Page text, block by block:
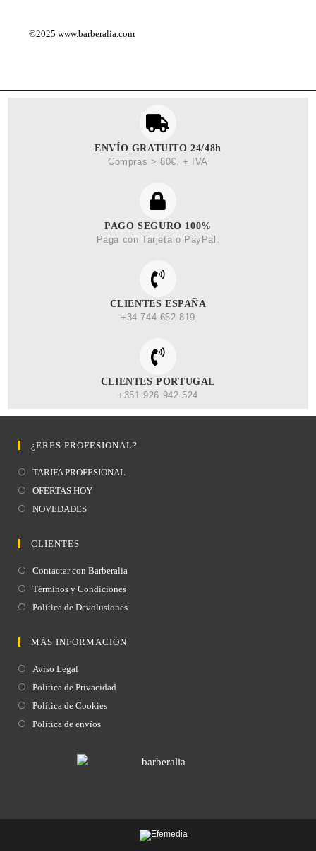
©2025www.barberalia.com
ENVÍO GRATUITO 24/48h
Compras > 80€. + IVA
PAGO SEGURO 100%
Paga con Tarjeta o PayPal.
CLIENTES ESPAÑA
+34 744 652 819
CLIENTES PORTUGAL
+351 926 942 524
MÁS INFORMACIÓN
Aviso Legal
Política de Privacidad
Política de Cookies
Política de envíos
CLIENTES
Contactar con Barberalia
Términos y Condiciones
Política de Devolusiones
¿ERES PROFESIONAL?
TARIFA PROFESIONAL
OFERTAS HOY
NOVEDADES